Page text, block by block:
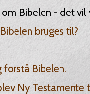
Bibelen - det
bruges til?
forstå Bibelen.
Ny Testamente